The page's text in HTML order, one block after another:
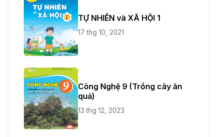
TỰ NHIÊN và XÃ HỘI 1
17 thg 10, 2021
Công Nghệ 9 (Trồng cây ăn
quả)
13 thg 12, 2023